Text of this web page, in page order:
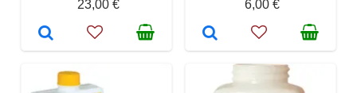
23,00 €
6,00 €